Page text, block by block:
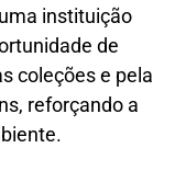
instituição
de
coleções e pela
reforçando a